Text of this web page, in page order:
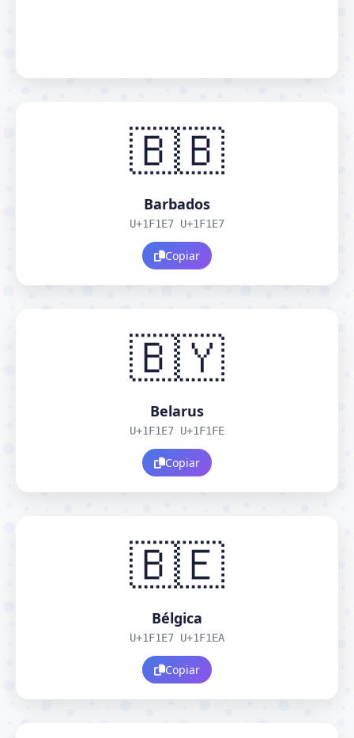
🇧🇧
Barbados
U+1F1E7 U+1F1E7
Copiar
🇧🇾
Belarus
U+1F1E7 U+1F1FE
Copiar
🇧🇪
Bélgica
U+1F1E7 U+1F1EA
Copiar